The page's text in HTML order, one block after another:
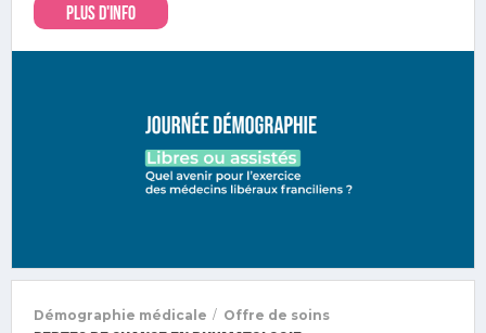
PLUS D'INFO
Démographie médicale / Offre de soins